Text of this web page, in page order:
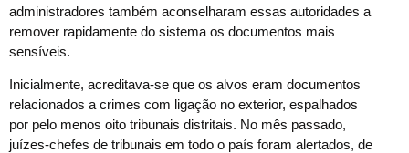
administradores também aconselharam essas autoridades a
remover rapidamente do sistema os documentos mais
sensíveis.
Inicialmente, acreditava-se que os alvos eram documentos
relacionados a crimes com ligação no exterior, espalhados
por pelo menos oito tribunais distritais. No mês passado,
juízes-chefes de tribunais em todo o país foram alertados, de